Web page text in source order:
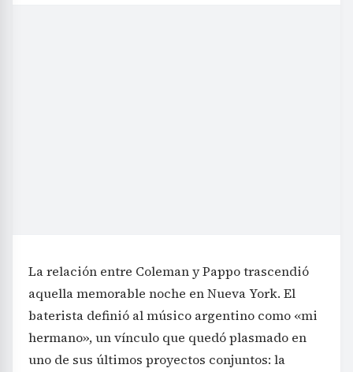
La relación entre Coleman y Pappo trascendió
aquella memorable noche en Nueva York. El
baterista definió al músico argentino como «mi
hermano», un vínculo que quedó plasmado en
uno de sus últimos proyectos conjuntos: la